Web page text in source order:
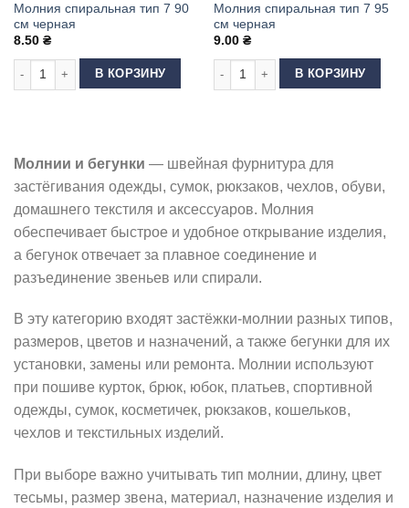
Молния спиральная тип 7 90
см черная
8.50 ₴
Количество товара Молния спиральная тип 7 90 см черная
В КОРЗИНУ
Молния спиральная тип 7 95
см черная
9.00 ₴
Количество товара Молния
В КОРЗИНУ
Молнии и бегунки — швейная фурнитура для
застёгивания одежды, сумок, рюкзаков, чехлов, обуви,
домашнего текстиля и аксессуаров. Молния
обеспечивает быстрое и удобное открывание изделия,
а бегунок отвечает за плавное соединение и
разъединение звеньев или спирали.
В эту категорию входят застёжки-молнии разных типов,
размеров, цветов и назначений, а также бегунки для их
установки, замены или ремонта. Молнии используют
при пошиве курток, брюк, юбок, платьев, спортивной
одежды, сумок, косметичек, рюкзаков, кошельков,
чехлов и текстильных изделий.
При выборе важно учитывать тип молнии, длину, цвет
тесьмы, размер звена, материал, назначение изделия и